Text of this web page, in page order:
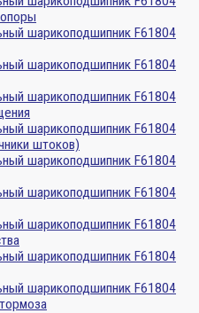
штоков)